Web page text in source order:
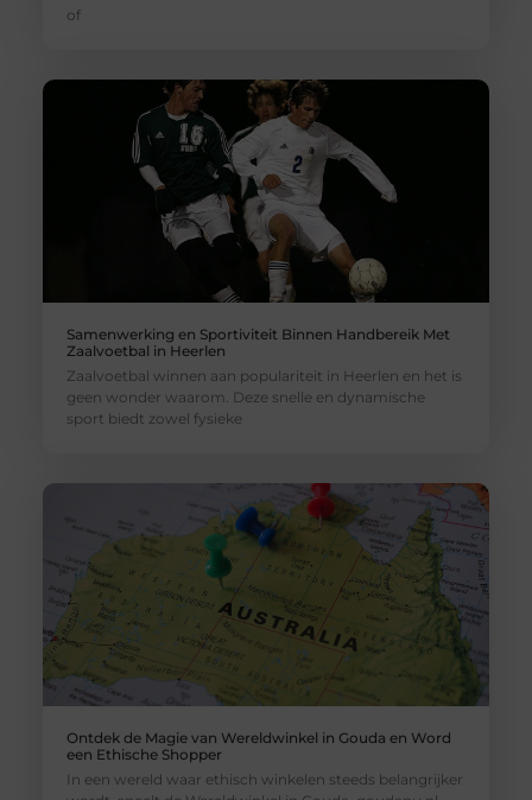
of
Samenwerking en Sportiviteit Binnen Handbereik Met
Zaalvoetbal in Heerlen
Zaalvoetbal winnen aan populariteit in Heerlen en het is
geen wonder waarom. Deze snelle en dynamische
sport biedt zowel fysieke
Ontdek de Magie van Wereldwinkel in Gouda en Word
een Ethische Shopper
In een wereld waar ethisch winkelen steeds belangrijker